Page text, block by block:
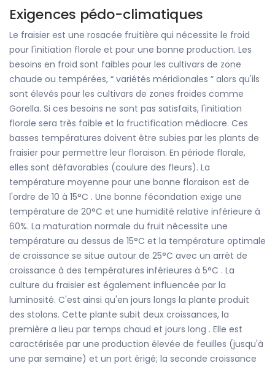
Exigences pédo-climatiques
Le fraisier est une rosacée fruitière qui nécessite le froid
pour l'initiation florale et pour une bonne production. Les
besoins en froid sont faibles pour les cultivars de zone
chaude ou tempérées, “ variétés méridionales ” alors qu'ils
sont élevés pour les cultivars de zones froides comme
Gorella. Si ces besoins ne sont pas satisfaits, l'initiation
florale sera très faible et la fructification médiocre. Ces
basses températures doivent être subies par les plants de
fraisier pour permettre leur floraison. En période florale,
elles sont défavorables (coulure des fleurs). La
température moyenne pour une bonne floraison est de
l'ordre de 10 à 15°C . Une bonne fécondation exige une
température de 20°C et une humidité relative inférieure à
60%. La maturation normale du fruit nécessite une
température au dessus de 15°C et la température optimale
de croissance se situe autour de 25°C avec un arrêt de
croissance à des températures inférieures à 5°C . La
culture du fraisier est également influencée par la
luminosité. C'est ainsi qu'en jours longs la plante produit
des stolons. Cette plante subit deux croissances, la
première a lieu par temps chaud et jours long . Elle est
caractérisée par une production élevée de feuilles (jusqu'à
une par semaine) et un port érigé; la seconde croissance